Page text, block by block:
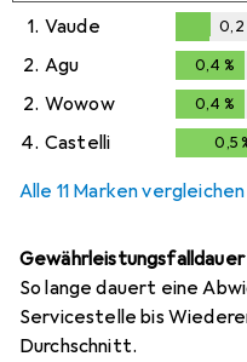
1. Vaude
0,2%
0,2
2. Agu 0,4 %
2. Wowow 0,4 %
4. Castelli 0,5
Alle 11 Marken vergleichen
Gewährleistungsfalldauer
So lange dauert eine
Servicestelle bis
Durchschnitt.